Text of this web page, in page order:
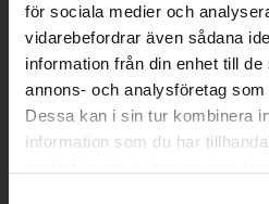
för sociala medier och
vidarebefordrar även sådana
information från din enhet till
annons- och analysföretag
Dessa kan i sin tur kombinera
information som du har
Om oss
Kontakt
Mitt konto
Köpvillkor